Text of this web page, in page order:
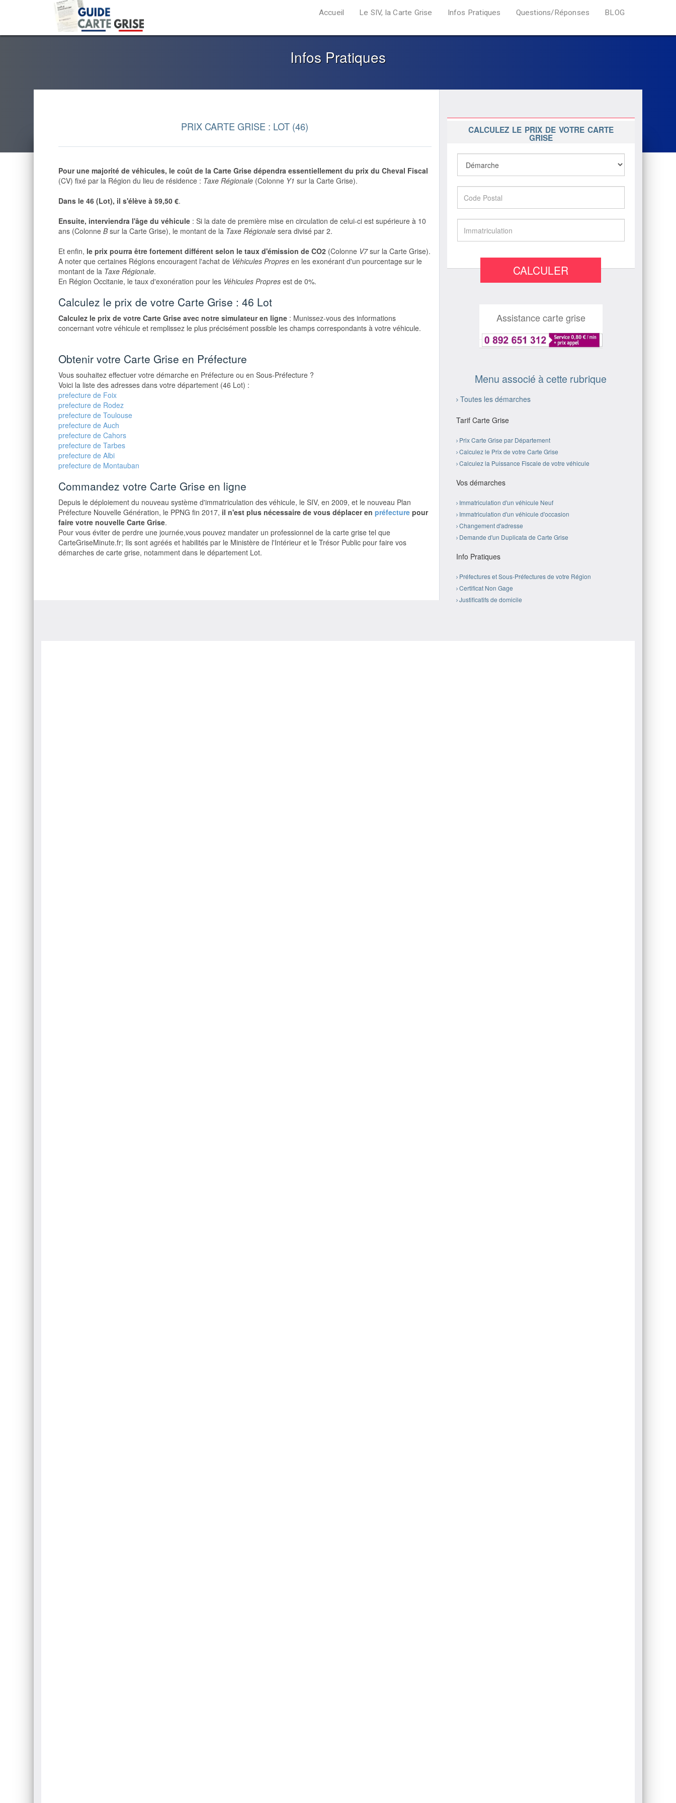
Accueil Le SIV, la Carte Grise Infos Pratiques Questions/Réponses BLOG
Infos Pratiques
PRIX CARTE GRISE : LOT (46)
Pour une majorité de véhicules, le coût de la Carte Grise dépendra essentiellement du prix du Cheval Fiscal
(CV) fixé par la Région du lieu de résidence : Taxe Régionale(Colonne Y1 sur la Carte Grise).
Dans le 46 (Lot), il s'élève à 59,50 €.
Ensuite, interviendra l'âge du véhicule: Si la date de première mise en circulation de celui-ci est supérieure à 10
ans (Colonne Bsur la Carte Grise), le montant de la Taxe Régionalesera divisé par 2.
Et enfin, le prix pourra être fortement différent selon le taux d'émission de CO2(Colonne V7sur la Carte Grise).
A noter que certaines Régions encouragent l'achat de Véhicules Propresen les exonérant d'un pourcentage sur le
montant de la Taxe Régionale.
En Région Occitanie, le taux d'exonération pour les Véhicules Propresest de 0%.
Calculez le prix de votre Carte Grise : 46 Lot
Calculez le prix de votre Carte Grise avec notre simulateur en ligne: Munissez-vous des informations
concernant votre véhicule et remplissez le plus précisément possible les champs correspondants à votre véhicule.
Obtenir votre Carte Grise en Préfecture
Vous souhaitez effectuer votre démarche en Préfecture ou en Sous-Préfecture ?
Voici la liste des adresses dans votre département (46 Lot) :
prefecture de Foix
prefecture de Rodez
prefecture de Toulouse
prefecture de Auch
prefecture de Cahors
prefecture de Tarbes
prefecture de Albi
prefecture de Montauban
Commandez votre Carte Grise en ligne
Depuis le déploiement du nouveau système d'immatriculation des véhicule, le SIV, en 2009, et le nouveau Plan
Préfecture Nouvelle Génération, le PPNG fin 2017, il n'est plus nécessaire de vous déplacer en préfecturepour
faire votre nouvelle Carte Grise.
Pour vous éviter de perdre une journée,vous pouvez mandater un professionnel de la carte grise tel que
CarteGriseMinute.fr; Ils sont agréés et habilités par le Ministère de l'Intérieur et le Trésor Public pour faire vos
démarches de carte grise, notamment dans le département Lot.
CALCULEZ LE PRIX DE VOTRE CARTE
GRISE
CALCULER
Assistance carte grise
Menu associé à cette rubrique
Toutes les démarches
Tarif Carte Grise
Prix Carte Grise par Département
Calculez le Prix de votre Carte Grise
Calculez la Puissance Fiscale de votre véhicule
Vos démarches
Immatriculation d'un véhicule Neuf
Immatriculation d'un véhicule d'occasion
Changement d'adresse
Demande d'un Duplicata de Carte Grise
Info Pratiques
Préfectures et Sous-Préfectures de votre Région
Certificat Non Gage
Justificatifs de domicile